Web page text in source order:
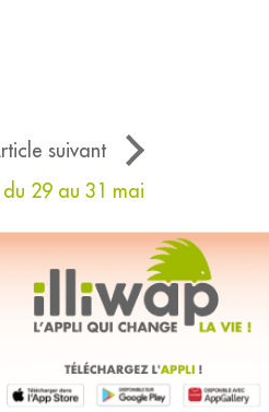
suivant
29 au 31 mai